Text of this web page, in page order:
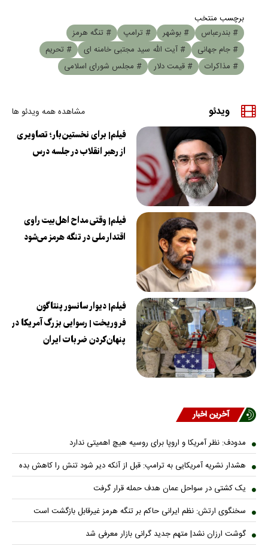
برچسب منتخب
# بندرعباس
# بوشهر # ترامپ
# تنگه هرمز
# جام جهانی
# آیت الله سید مجتبی خامنه ای
# تحریم
# مذاکرات
# قیمت دلار # مجلس شورای اسلامی
ویدئو مشاهده همه ویدئو ها
فیلم| برای نخستین‌بار؛ تصاویری
از رهبر انقلاب در جلسه درس
فیلم| وقتی مداح اهل‌بیت راوی
اقتدار ملی در تنگه هرمز می‌شود
فیلم| دیوار سانسور پنتاگون
فروریخت | رسوایی بزرگ آمریکا در
پنهان‌کردن ضربات ایران
آخرین اخبار
مدودف: نظر آمریکا و اروپا برای روسیه هیچ اهمیتی ندارد
هشدار نشریه آمریکایی به ترامپ: قبل از آنکه دیر شود تنش را کاهش بده
یک کشتی در سواحل عمان هدف حمله قرار گرفت
سخنگوی ارتش: نظم ایرانی حاکم بر تنگه هرمز غیرقابل بازگشت است
گوشت ارزان نشد| متهم جدید گرانی بازار معرفی شد